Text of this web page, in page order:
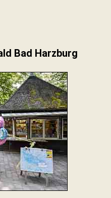
Bad Harzburg